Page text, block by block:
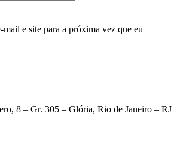
mail e site para a próxima vez que eu
8 – Gr. 305 – Glória, Rio de Janeiro – RJ